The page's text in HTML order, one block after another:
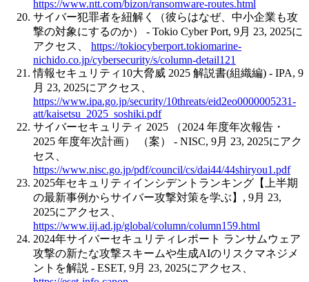
https://www.ntt.com/bizon/ransomware-routes.html
サイバー犯罪者を紐解く（彼らはなぜ、中小企業も攻
撃の対象にするのか） - Tokio Cyber Port, 9月 23, 2025に
アクセス、 https://tokiocyberport.tokiomarine-
nichido.co.jp/cybersecurity/s/column-detail121
情報セキュリティ10大脅威 2025 解説書(組織編) - IPA, 9
月 23, 2025にアクセス、
https://www.ipa.go.jp/security/10threats/eid2eo0000005231-
att/kaisetsu_2025_soshiki.pdf
サイバーセキュリティ 2025 （2024 年度年次報告・
2025 年度年次計画） （案） - NISC, 9月 23, 2025にアク
セス、
https://www.nisc.go.jp/pdf/council/cs/dai44/44shiryou1.pdf
2025年セキュリティインシデントランキング【上半期
の最新事例からサイバー攻撃対策を学ぶ】, 9月 23,
2025にアクセス、
https://www.iij.ad.jp/global/column/column159.html
2024年サイバーセキュリティレポート ランサムウェア
攻撃の新たな攻撃スキームや生成AIのリスクマネジメ
ントを解説 - ESET, 9月 23, 2025にアクセス、